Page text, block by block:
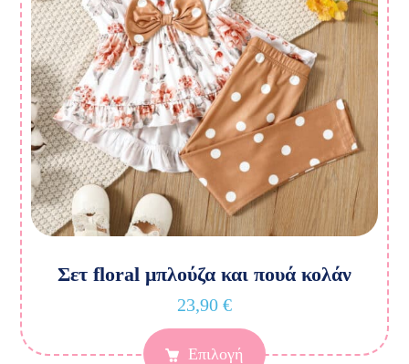
Σετ floral μπλούζα και πουά κολάν
23,90 €
Επιλογή